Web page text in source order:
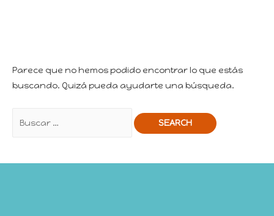
Parece que no hemos podido encontrar lo que estás
buscando. Quizá pueda ayudarte una búsqueda.